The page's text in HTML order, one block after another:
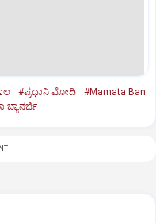
#ಪ್ರಧಾನಿ ಮೋದಿ
#Mamata Ban